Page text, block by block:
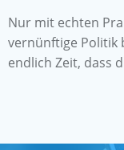
Nur mit echten
vernünftige Politik
endlich Zeit, dass